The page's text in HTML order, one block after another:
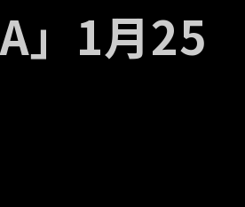
」1月25